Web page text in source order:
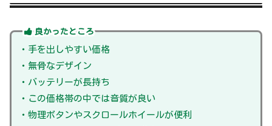
良かったところ
・手を出しやすい価格
・無骨なデザイン
・バッテリーが長持ち
・この価格帯の中では音質が良い
・物理ボタンやスクロールホイールが便利